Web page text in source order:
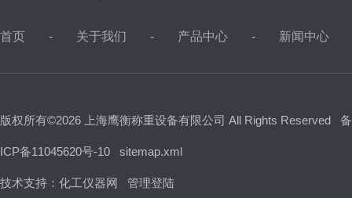
首页 关于我们 产品中心 新闻中心
版权所有©2026 上海鹰衡称重设备有限公司 All Rights Reserved
ICP备11045620号-10 sitemap.xml
技术支持： 化工仪器网 管理登陆